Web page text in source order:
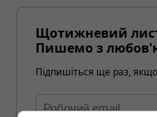
Щотижневий
Пишемо з
Підпишіться ще раз,